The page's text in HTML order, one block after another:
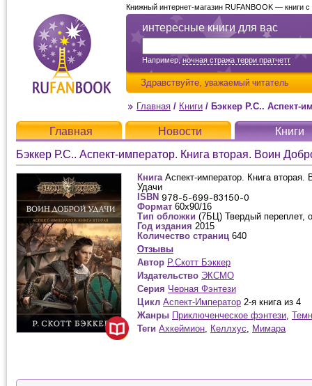
интересные книги для вас
Например,ночная стража терри пратчетт
Здравствуйте, уважаемый читатель
Книжный интернет-магазин RUFANBOOK — книги
Главная / Книги / Бэккер Р.С.. Аспект-
Главная Новости
Книги
Бэккер Р.С.. Аспект-император. Книга вторая. Воин
Книга Аспект-император. Книга вторая.
Удачи
ISBN
Формат 60x90/16
Тип обложки (7БЦ) Твердый переплет,
Год издания 2015
Количество страниц 640
Отзывы
Автор Р.Скотт Бэккер
Издательство ЭКСМО
Серия Черная Фэнтези
Цикл Аспект-Император 2-я книга из 4
Жанры Приключенческое фэнтези,
Теги Ахкеймион, Келлхус, Мимара